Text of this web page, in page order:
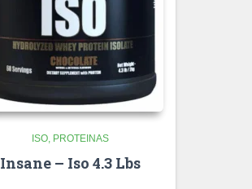
ISO PROTEINAS
Insane – Iso 4.3 Lbs